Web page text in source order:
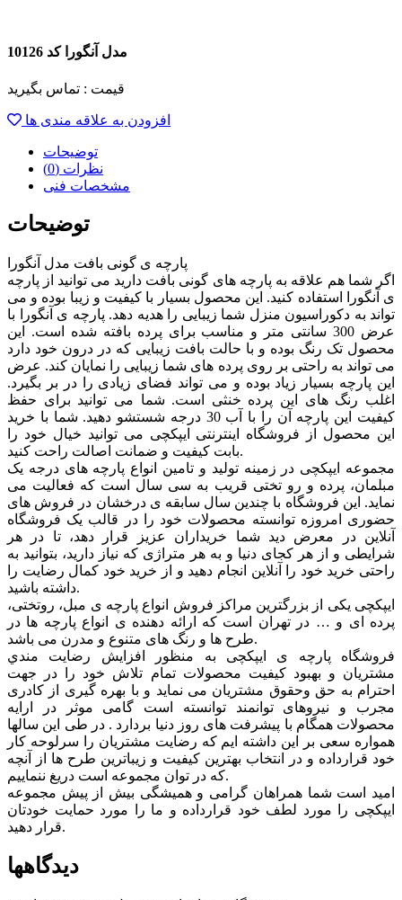
مدل آنگورا کد 10126
قیمت : تماس بگیرید
افزودن به علاقه مندی ها
توضیحات
نظرات (0)
مشخصات فنی
توضیحات
پارچه ی گونی بافت مدل آنگورا
اگر شما هم علاقه به پارچه های گونی بافت دارید می توانید از پارچه
ی آنگورا استفاده کنید. این محصول بسیار با کیفیت و زیبا بوده و می
تواند به دکوراسیون منزل شما زیبایی را هدیه دهد. پارچه ی آنگورا با
عرض 300 سانتی متر و مناسب برای پرده بافته شده است. این
محصول تک رنگ بوده و با حالت بافت زیبایی که در درون خود دارد
می تواند به راحتی بر روی پرده های شما زیبایی را نمایان کند. عرض
این پارچه بسیار زیاد بوده و می تواند فضای زیادی را در بر بگیرد.
اغلب رنگ های این پرده خنثی است. شما می توانید برای حفظ
کیفیت این پارچه آن را با آب 30 درجه شستشو دهید. شما با خرید
این محصول از فروشگاه اینترنتی ایپکچی می توانید خیال خود را
بابت کیفیت و ضمانت اصالت راحت کنید.
مجموعه ایپکچی در زمینه تولید و تامین انواع پارچه های درجه یک
مبلمان، پرده و رو تختی قریب به سی سال است که فعالیت می
نماید. این فروشگاه با چندین سال سابقه ی درخشان در فروش های
حضوری امروزه توانسته محصولات خود را در قالب یک فروشگاه
آنلاین در معرض دید شما خریداران عزیز قرار دهد، تا در هر
شرایطی و از هر کجای دنیا و به هر متراژی که نیاز دارید، بتوانید به
راحتی خرید خود را آنلاین انجام دهید و از خرید خود کمال رضایت را
داشته باشید.
ایپکچی یکی از بزرگترین مراکز فروش انواع پارچه ی مبل، روتختی،
پرده ای و … در تهران است که ارائه دهنده ی انواع پارچه ها در
طرح ها و رنگ های متنوع و مدرن می باشد.
فروشگاه پارچه ی ایپکچی به منظور افزايش رضايت مندي
مشتريان و بهبود کيفيت محصولات تمام تلاش خود را در جهت
احترام به حق وحقوق مشتريان می نماید و با بهره گیری از کادری
مجرب و نیروهای توانمند توانسته است گامی موثر در ارايه
محصولات همگام با پیشرفت های روز دنیا بردارد . در طی این سالها
همواره سعی بر این داشته ایم که رضایت مشتریان را سرلوحه کار
خود قرارداده و در انتخاب بهترین کیفیت و زیباترین طرح ها از آنچه
که در توان مجموعه است دریغ ننماییم.
امید است شما همراهان گرامی و همیشگی بیش از پیش مجموعه
ایپکچی را مورد لطف خود قرارداده و ما را مورد حمایت خودتان
قرار دهید.
دیدگاهها